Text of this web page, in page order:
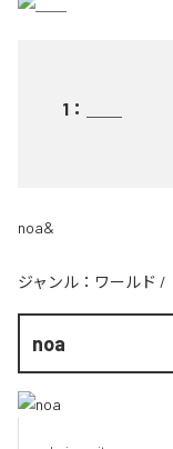
1 ：
noa&
ジャンル： ワールド /
noa